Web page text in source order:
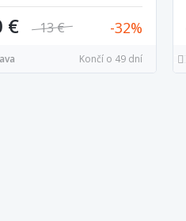
Snowparadise Veľká
€ 13 € 32
Končí o 49 dní